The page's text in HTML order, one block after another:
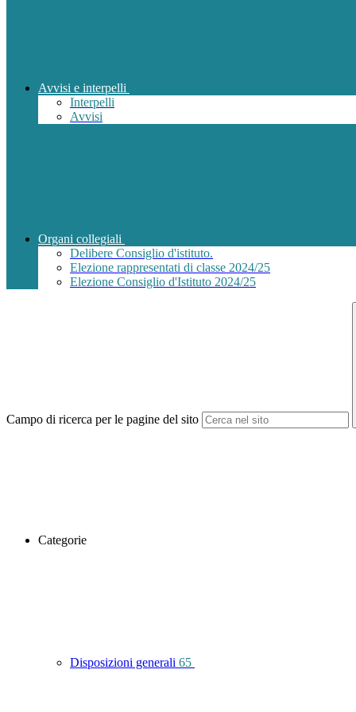
Avvisi e interpelli
Interpelli
Avvisi
Organi collegiali
Delibere Consiglio d'istituto.
Elezione rappresentati di classe 2024/25
Elezione Consiglio d'Istituto 2024/25
Campo di ricerca per le pagine del sito
Categorie
Disposizioni generali 65